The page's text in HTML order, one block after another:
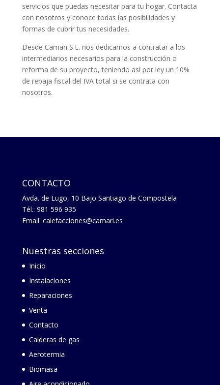
servicios que puedas necesitar para tu hogar. Contacta
con nosotros y conoce todas las posibilidades y
formas de cubrir tus necesidades.
Desde Camari S.L. nos dedicamos a contratar a los
intermediarios necesarios para la construcción o
reforma de su proyecto, teniendo así por ley un 10%
de rebaja fiscal del IVA total si se contrata con
nosotros.
CONTACTO
Avda. de Lugo, 10 Bajo Santiago de Compostela
Tél.: 981 596 935
Email: calefacciones@camari.es
Nuestras secciones
Inicio
Instalaciones
Reparaciones
Venta
Contacto
Calderas de gas
Aerotermia
Biomasa